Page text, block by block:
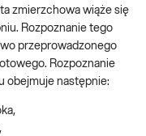
zmierzchowa wiąże się
Rozpoznanie tego
przeprowadzonego
Rozpoznanie
obejmuje następnie: